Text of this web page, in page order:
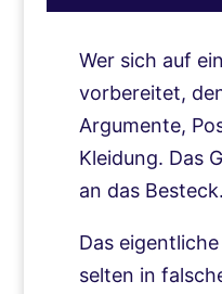
Wer sich auf
vorbereitet,
Argumente,
Kleidung. Das
an das Besteck.
Das
selten in